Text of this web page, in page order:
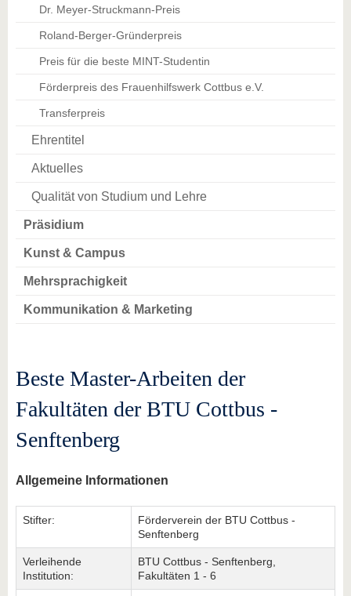
Dr. Meyer-Struckmann-Preis
Roland-Berger-Gründerpreis
Preis für die beste MINT-Studentin
Förderpreis des Frauenhilfswerk Cottbus e.V.
Transferpreis
Ehrentitel
Aktuelles
Qualität von Studium und Lehre
Präsidium
Kunst & Campus
Mehrsprachigkeit
Kommunikation & Marketing
Beste Master-Arbeiten der
Fakultäten der BTU Cottbus -
Senftenberg
Allgemeine Informationen
Stifter:
Förderverein der BTU Cottbus -
Senftenberg
Verleihende
Institution:
BTU Cottbus - Senftenberg,
Fakultäten 1 - 6